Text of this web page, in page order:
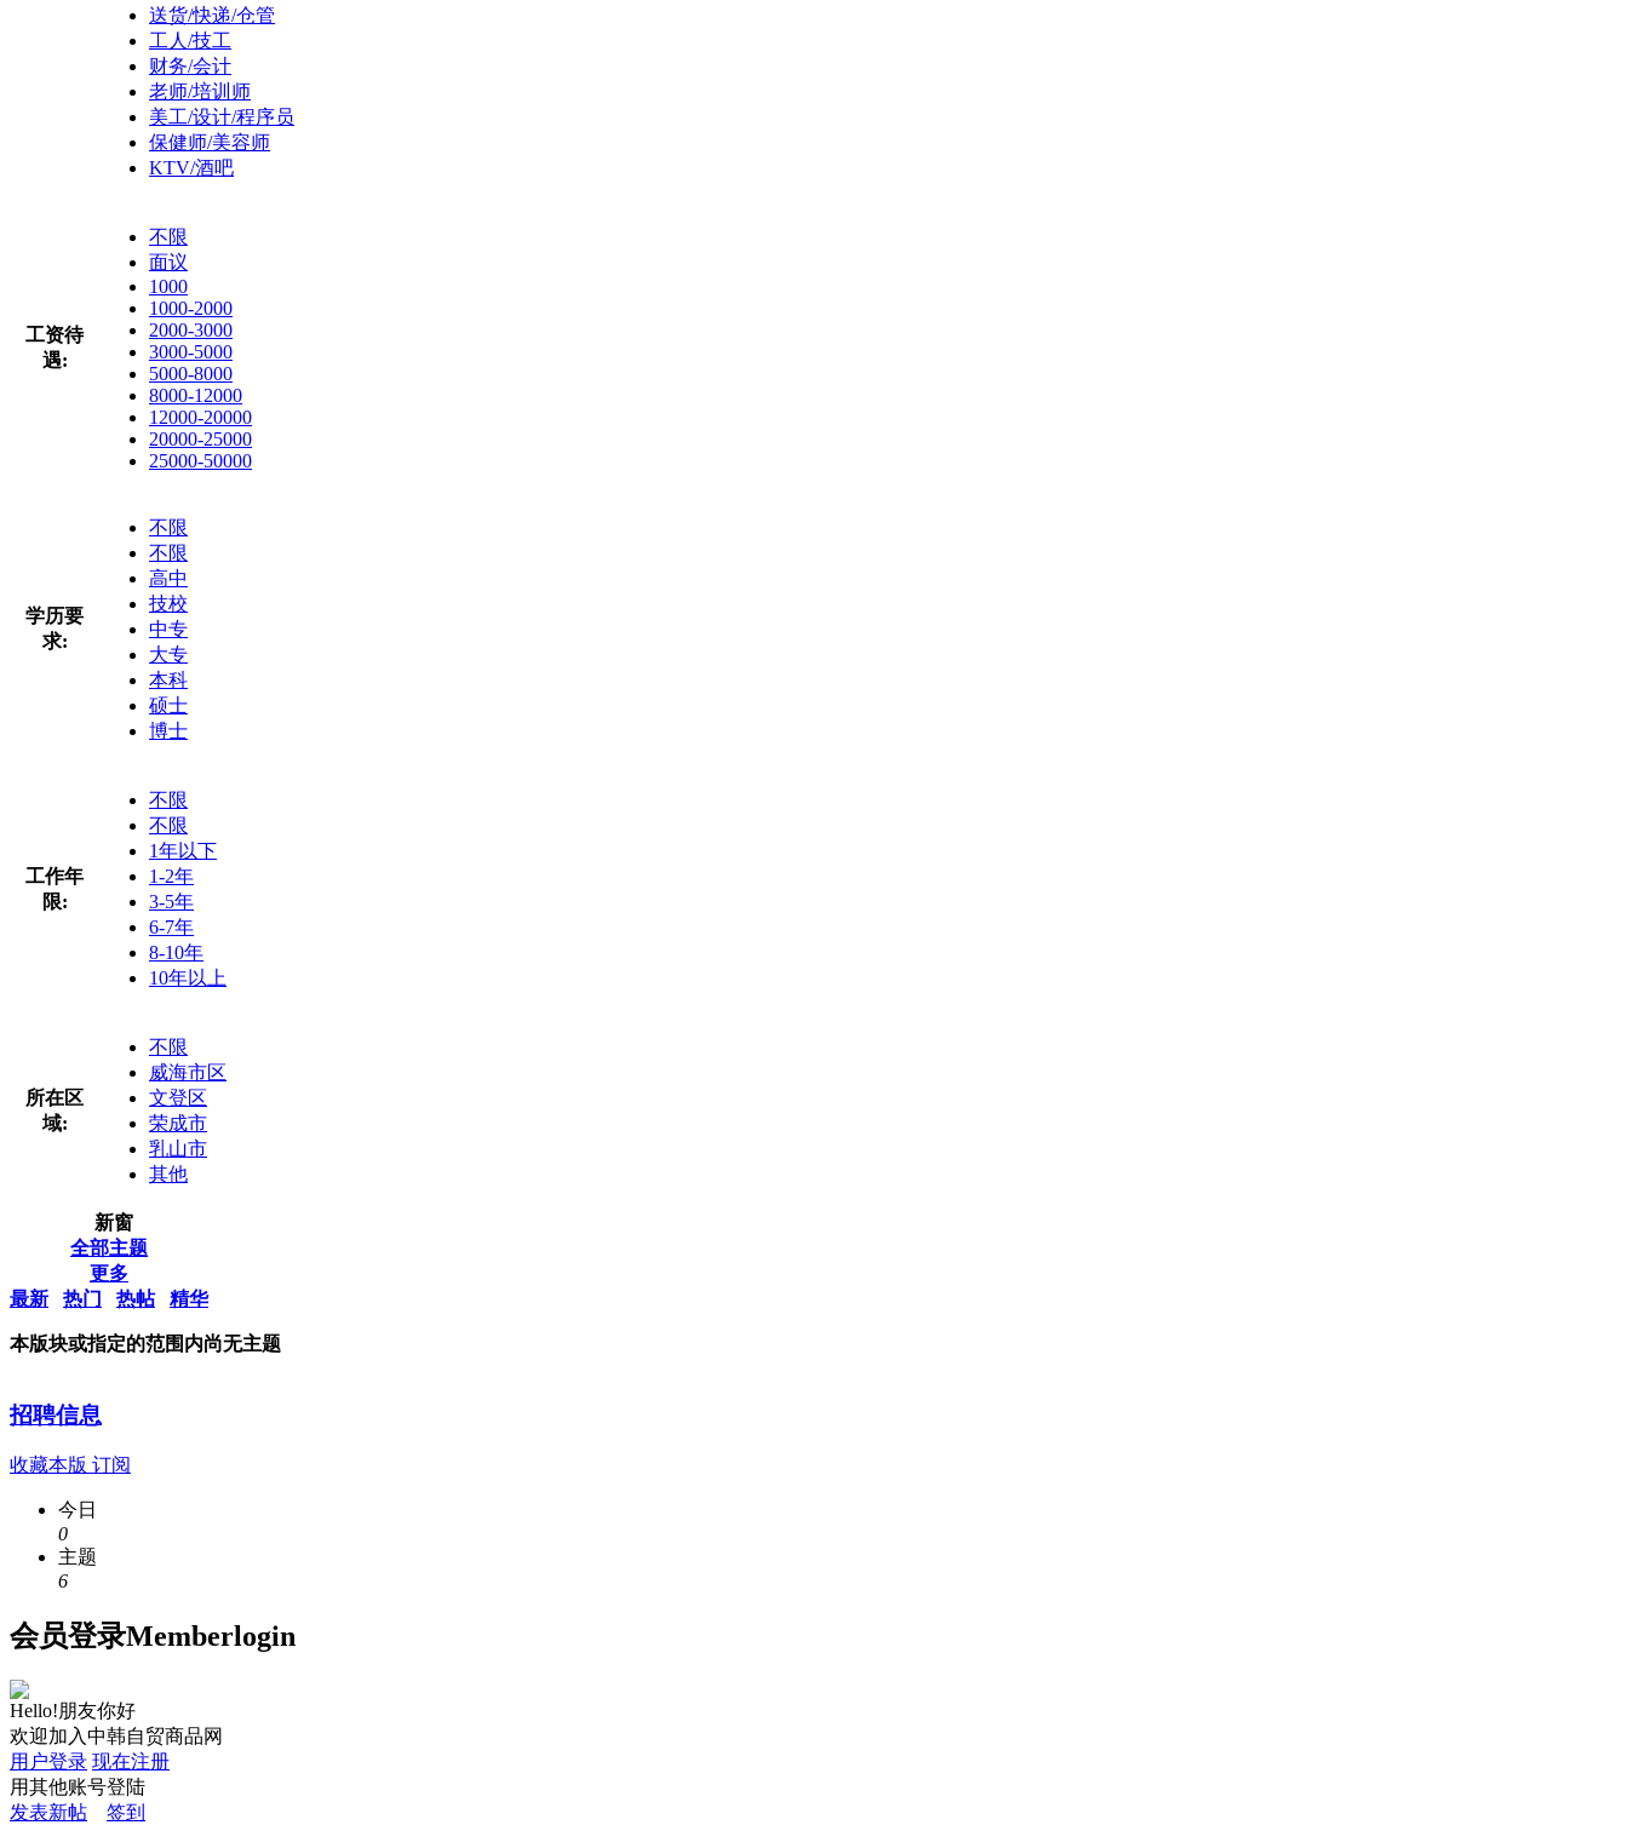
送货/快递/仓管
工人/技工
财务/会计
老师/培训师
美工/设计/程序员
保健师/美容师
KTV/酒吧
工资待
遇:
不限
面议
1000
1000-2000
2000-3000
3000-5000
5000-8000
8000-12000
12000-20000
20000-25000
25000-50000
学历要
求:
不限
不限
高中
技校
中专
大专
本科
硕士
博士
工作年
限:
不限
不限
1年以下
1-2年
3-5年
6-7年
8-10年
10年以上
所在区
域:
不限
威海市区
文登区
荣成市
乳山市
其他
新窗
全部主题
更多
最新
热门 热帖 精华
本版块或指定的范围内尚无主题
招聘信息
收藏本版 订阅
今日
0
主题
6
会员登录Memberlogin
Hello!朋友你好
欢迎加入中韩自贸商品网
用户登录 现在注册
用其他账号登陆
发表新帖
签到